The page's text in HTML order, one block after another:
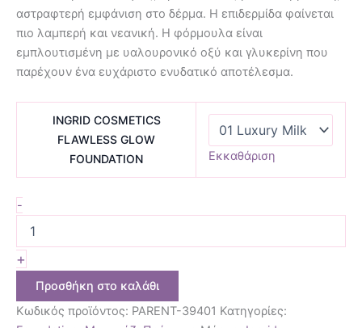
αστραφτερή εμφάνιση στο δέρμα. Η επιδερμίδα φαίνεται
πιο λαμπερή και νεανική. Η φόρμουλα είναι
εμπλουτισμένη με υαλουρονικό οξύ και γλυκερίνη που
παρέχουν ένα ευχάριστο ενυδατικό αποτέλεσμα.
INGRID COSMETICS
FLAWLESS GLOW
FOUNDATION
Εκκαθάριση
-
+
Προσθήκη στο καλάθι
Κωδικός προϊόντος: PARENT-39401 Κατηγορίες: